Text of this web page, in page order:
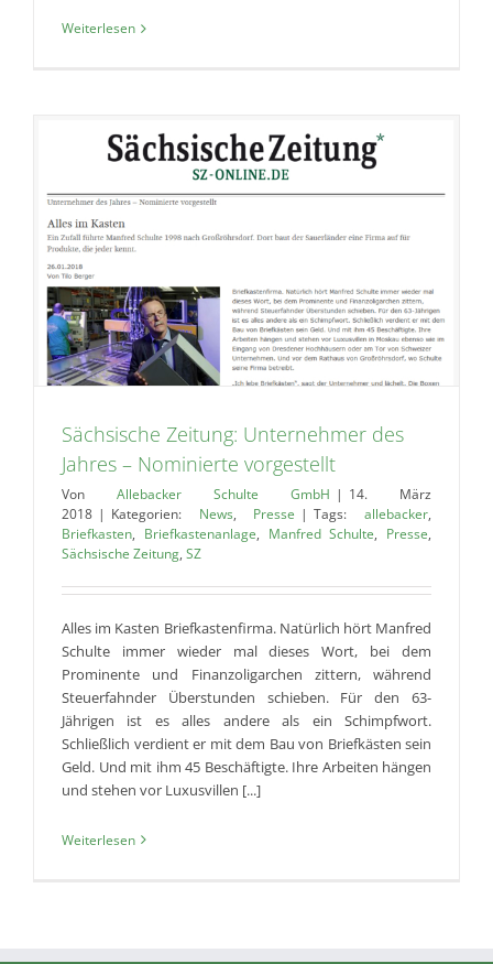
Weiterlesen
Sächsische Zeitung: Unternehmer des
Jahres – Nominierte vorgestellt
Von Allebacker Schulte GmbH | 14. März
2018 | Kategorien: News, Presse | Tags:allebacker,
Briefkasten, Briefkastenanlage, Manfred Schulte, Presse,
Sächsische Zeitung, SZ
Alles im Kasten Briefkastenfirma. Natürlich hört Manfred
Schulte immer wieder mal dieses Wort, bei dem
Prominente und Finanzoligarchen zittern, während
Steuerfahnder Überstunden schieben. Für den 63-
Jährigen ist es alles andere als ein Schimpfwort.
Schließlich verdient er mit dem Bau von Briefkästen sein
Geld. Und mit ihm 45 Beschäftigte. Ihre Arbeiten hängen
und stehen vor Luxusvillen [...]
Weiterlesen